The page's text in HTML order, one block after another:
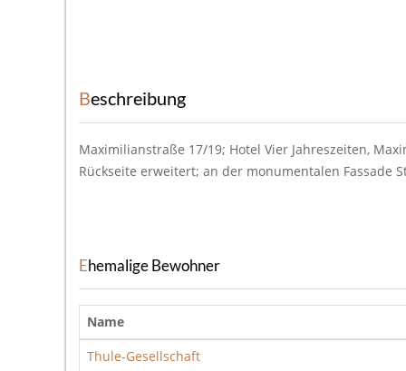
Beschreibung
Maximilianstraße 17/19; Hotel Vier Jahreszeiten,
Rückseite erweitert; an der monumentalen Fassade
Ehemalige Bewohner
Name
Thule-Gesellschaft